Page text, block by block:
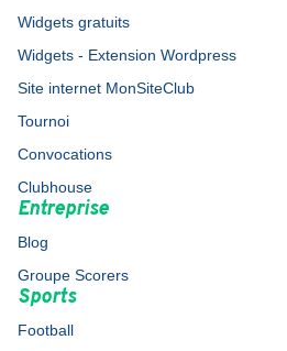
Widgets gratuits
Widgets - Extension Wordpress
Site internet MonSiteClub
Tournoi
Convocations
Clubhouse
Entreprise
Blog
Groupe Scorers
Sports
Football